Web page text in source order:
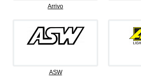
Arrivo
ASW